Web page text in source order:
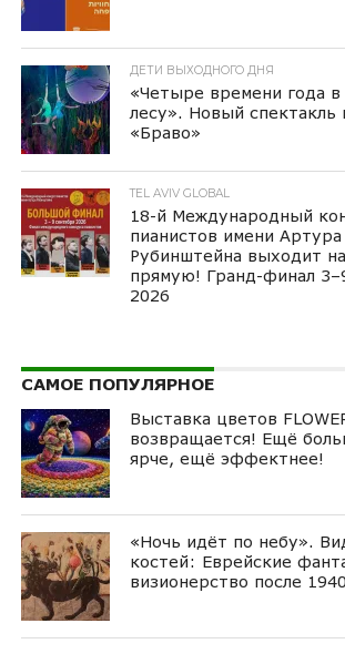
ДЕТИ ВЫХОДНОГО ДНЯ
«Четыре времени года в
лесу». Новый спектакль
«Браво»
TEL AVIV GLOBAL
18-й Международный
пианистов имени Артура
Рубинштейна выходит
прямую! Гранд-финал
2026
САМОЕ ПОПУЛЯРНОЕ
Выставка цветов
возвращается! Ещё
ярче, ещё эффектнее!
«Ночь идёт по небу».
костей: Еврейские
визионерство после